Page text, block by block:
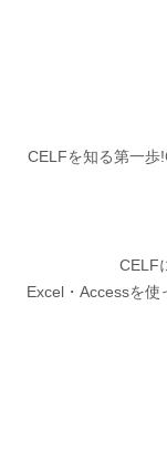
CELFを知る第一歩
CELF
Excel・Accessを